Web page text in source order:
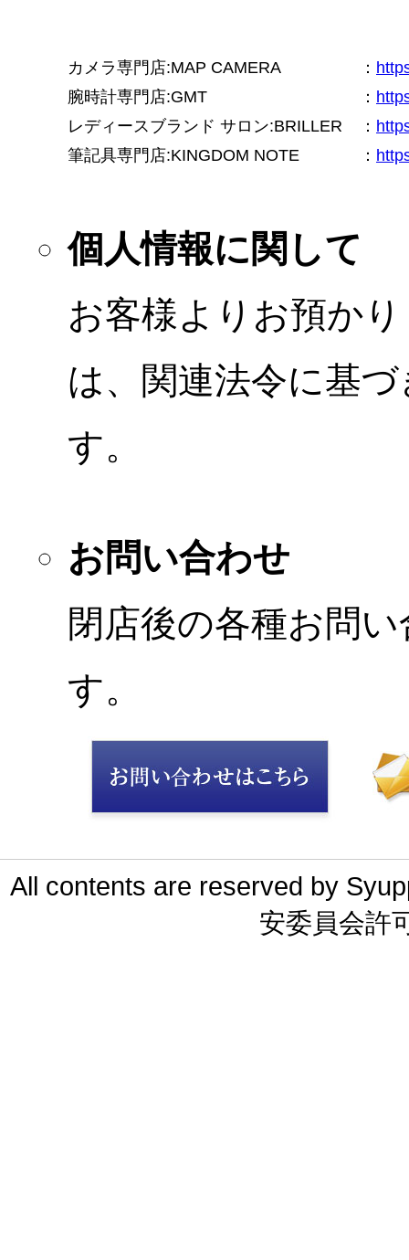
カメラ専門店:MAP CAMERA ：
腕時計専門店:GMT
：
レディースブランド サロン:BRILLER
：
筆記具専門店:KINGDOM NOTE
：
個人情報に関して
お客様よりお預か
は、関連法令に基
す。
お問い合わせ
閉店後の各種お問
す。
All contents are reserved by
安委員会許